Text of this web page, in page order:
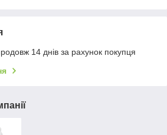
14 днів за рахунок покупця